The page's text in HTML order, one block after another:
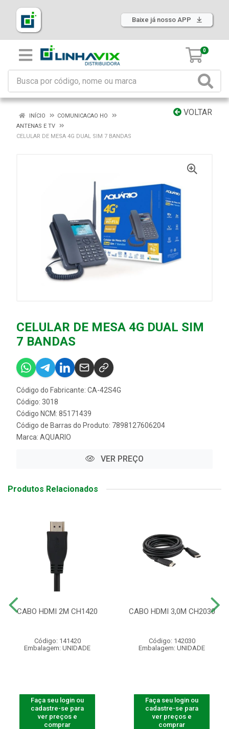
Baixe já nosso APP
0
VOLTAR
INÍCIO
COMUNICACAO HO
ANTENAS E TV
CELULAR DE MESA 4G DUAL SIM 7 BANDAS
CELULAR DE MESA 4G DUAL SIM
7 BANDAS
Código do Fabricante: CA-42S4G
Código: 3018
Código NCM: 85171439
Código de Barras do Produto: 7898127606204
Marca: AQUARIO
VER PREÇO
Produtos Relacionados
CABO HDMI 2M CH1420
Código: 141420
Embalagem: UNIDADE
Faça seu login ou
cadastre-se para
ver preços e
comprar
CABO HDMI 3,0M CH2030
Código: 142030
Embalagem: UNIDADE
Faça seu login ou
cadastre-se para
ver preços e
comprar